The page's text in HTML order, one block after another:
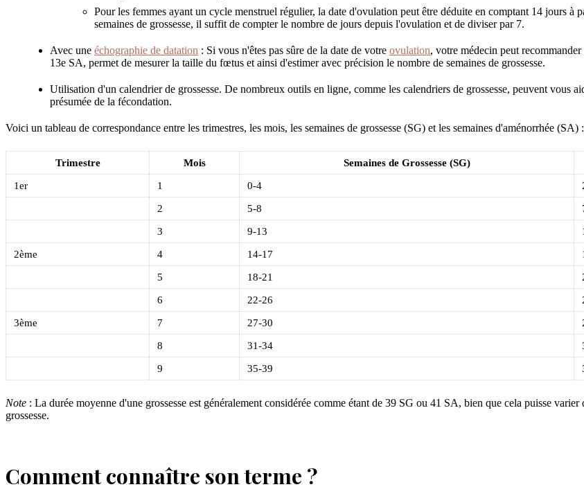
Pour les femmes ayant un cycle menstruel régulier, la date d'ovulation peut être déduite en comptant 14 jours
semaines de grossesse, il suffit de compter le nombre de jours depuis l'ovulation et de diviser par 7.
Avec une échographie de datation : Si vous n'êtes pas sûre de la date de votre ovulation, votre médecin peut
13e SA, permet de mesurer la taille du fœtus et ainsi d'estimer avec précision le nombre de semaines de grossesse.
Utilisation d'un calendrier de grossesse. De nombreux outils en ligne, comme les calendriers de grossesse, peuvent vous
présumée de la fécondation.
Voici un tableau de correspondance entre les trimestres, les mois, les semaines de grossesse (SG) et les semaines d'aménorrhée (SA) :
Trimestre Mois Semaines de Grossesse (SG)
1er
1 0-4
2
5-8
3
9-13
2ème
4 14-17
5
18-21
6
22-26
3ème
7 27-30
8
31-34
9
35-39
Note : La durée moyenne d'une grossesse est généralement considérée comme étant de 39 SG ou 41 SA, bien que cela puisse
grossesse.
Comment connaître son terme ?